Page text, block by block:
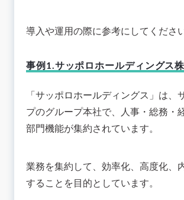
導入や運用の際に参考にしてください
事例1.サッポロホールディングス
「サッポロホールディングス 」は、
プのグループ本社で、人事・総務・
部門機能が集約されています。
業務を集約して、効率化、高度化、
することを目的としています。